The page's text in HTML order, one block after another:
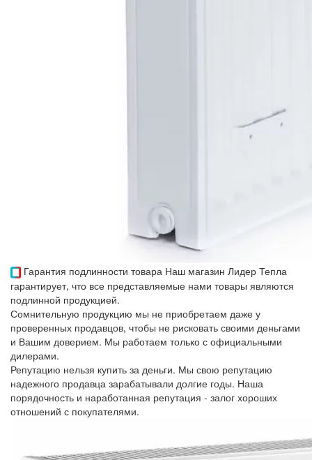
Гарантия подлинности товара Наш магазин Лидер Тепла
гарантирует, что все представляемые нами товары являются
подлинной продукцией.
Сомнительную продукцию мы не приобретаем даже у
проверенных продавцов, чтобы не рисковать своими деньгами
и Вашим доверием. Мы работаем только с официальными
дилерами.
Репутацию нельзя купить за деньги. Мы свою репутацию
надежного продавца зарабатывали долгие годы. Наша
порядочность и наработанная репутация - залог хороших
отношений с покупателями.